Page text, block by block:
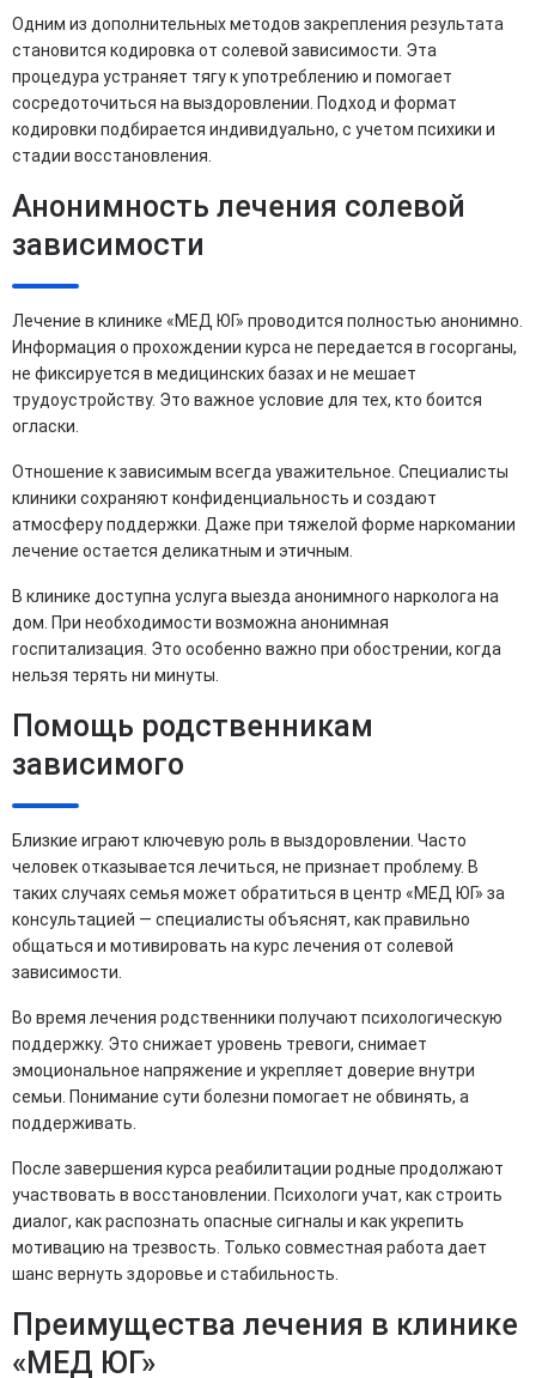
Одним из дополнительных методов закрепления результата
становится кодировка от солевой зависимости. Эта
процедура устраняет тягу к употреблению и помогает
сосредоточиться на выздоровлении. Подход и формат
кодировки подбирается индивидуально, с учетом психики и
стадии восстановления.
Анонимность лечения солевой
зависимости
Лечение в клинике «МЕД ЮГ» проводится полностью анонимно.
Информация о прохождении курса не передается в госорганы,
не фиксируется в медицинских базах и не мешает
трудоустройству. Это важное условие для тех, кто боится
огласки.
Отношение к зависимым всегда уважительное. Специалисты
клиники сохраняют конфиденциальность и создают
атмосферу поддержки. Даже при тяжелой форме наркомании
лечение остается деликатным и этичным.
В клинике доступна услуга выезда анонимного нарколога на
дом. При необходимости возможна анонимная
госпитализация. Это особенно важно при обострении, когда
нельзя терять ни минуты.
Помощь родственникам
зависимого
Близкие играют ключевую роль в выздоровлении. Часто
человек отказывается лечиться, не признает проблему. В
таких случаях семья может обратиться в центр «МЕД ЮГ» за
консультацией — специалисты объяснят, как правильно
общаться и мотивировать на курс лечения от солевой
зависимости.
Во время лечения родственники получают психологическую
поддержку. Это снижает уровень тревоги, снимает
эмоциональное напряжение и укрепляет доверие внутри
семьи. Понимание сути болезни помогает не обвинять, а
поддерживать.
После завершения курса реабилитации родные продолжают
участвовать в восстановлении. Психологи учат, как строить
диалог, как распознать опасные сигналы и как укрепить
мотивацию на трезвость. Только совместная работа дает
шанс вернуть здоровье и стабильность.
Преимущества лечения в клинике
«МЕД ЮГ»